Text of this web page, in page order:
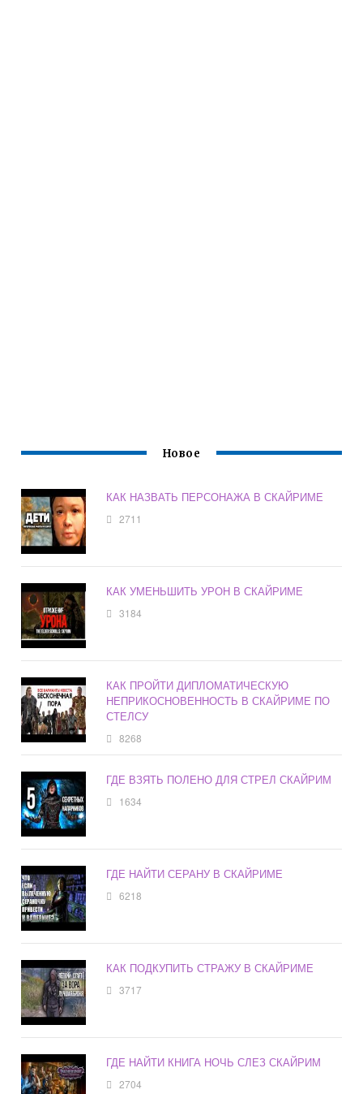
Новое
КАК НАЗВАТЬ ПЕРСОНАЖА В СКАЙРИМЕ
2711
КАК УМЕНЬШИТЬ УРОН В СКАЙРИМЕ
3184
КАК ПРОЙТИ ДИПЛОМАТИЧЕСКУЮ
НЕПРИКОСНОВЕННОСТЬ В СКАЙРИМЕ ПО
СТЕЛСУ
8268
ГДЕ ВЗЯТЬ ПОЛЕНО ДЛЯ СТРЕЛ СКАЙРИМ
1634
ГДЕ НАЙТИ СЕРАНУ В СКАЙРИМЕ
6218
КАК ПОДКУПИТЬ СТРАЖУ В СКАЙРИМЕ
3717
ГДЕ НАЙТИ КНИГА НОЧЬ СЛЕЗ СКАЙРИМ
2704